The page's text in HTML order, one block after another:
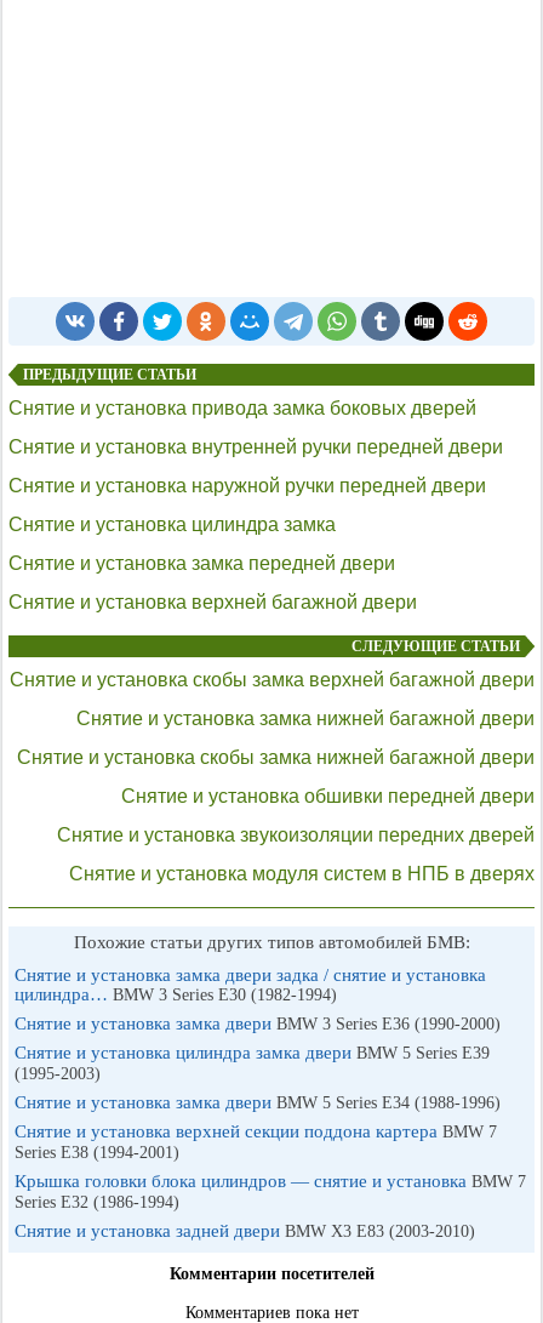
ПРЕДЫДУЩИЕ СТАТЬИ
Снятие и установка привода замка боковых дверей
Снятие и установка внутренней ручки передней двери
Снятие и установка наружной ручки передней двери
Снятие и установка цилиндра замка
Снятие и установка замка передней двери
Снятие и установка верхней багажной двери
СЛЕДУЮЩИЕ СТАТЬИ
Снятие и установка скобы замка верхней багажной двери
Снятие и установка замка нижней багажной двери
Снятие и установка скобы замка нижней багажной двери
Снятие и установка обшивки передней двери
Снятие и установка звукоизоляции передних дверей
Снятие и установка модуля систем в НПБ в дверях
Похожие статьи других типов автомобилей БМВ:
Снятие и установка замка двери задка / снятие и установка
цилиндра… BMW 3 Series E30 (1982-1994)
Снятие и установка замка двери BMW 3 Series E36 (1990-2000)
Снятие и установка цилиндра замка двери BMW 5 Series E39
(1995-2003)
Снятие и установка замка двери BMW 5 Series E34 (1988-1996)
Снятие и установка верхней секции поддона картера BMW 7
Series E38 (1994-2001)
Крышка головки блока цилиндров — снятие и установка BMW 7
Series E32 (1986-1994)
Снятие и установка задней двери BMW X3 E83 (2003-2010)
Комментарии посетителей
Комментариев пока нет